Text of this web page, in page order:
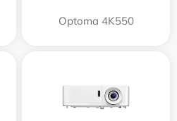
Optoma 4K550